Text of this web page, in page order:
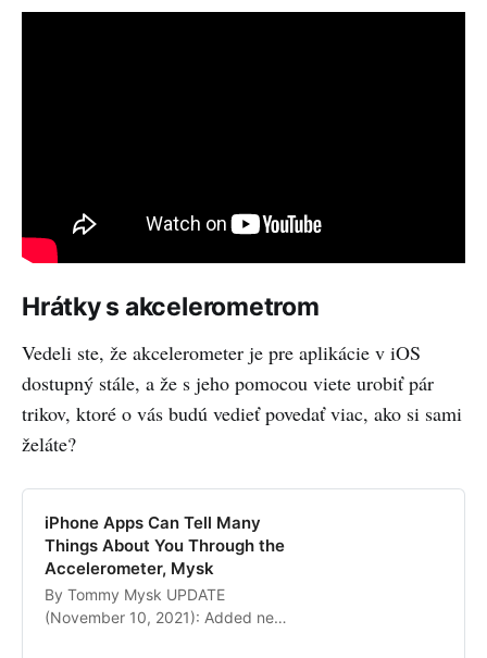
Hrátky s akcelerometrom
Vedeli ste, že akcelerometer je pre aplikácie v iOS
dostupný stále, a že s jeho pomocou viete urobiť pár
trikov, ktoré o vás budú vedieť povedať viac, ako si sami
želáte?
iPhone Apps Can Tell Many
Things About You Through the
Accelerometer, Mysk
By Tommy Mysk UPDATE
(November 10, 2021): Added new